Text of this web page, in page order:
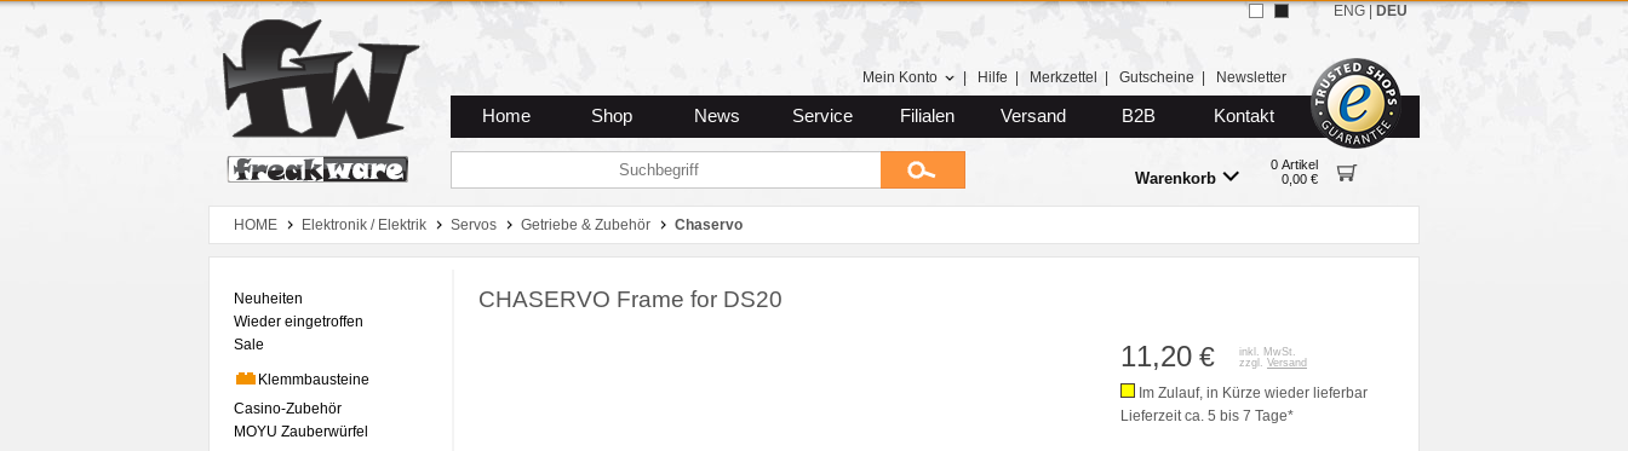
Zum Hauptmenue
Zum Seiteninhalt
Zum Warenkob
Mein Konto Hilfe Merkzettel Gutscheine Newsletter
Home Shop News Service Filialen Versand B2B Kontakt
Warenkorb
0 Artikel
0,00 €
ENG DEU
HOME Elektronik / Elektrik Servos Getriebe & Zubehör Chaservo
Neuheiten
Wieder eingetroffen
Sale
Klemmbausteine
Casino-Zubehör
MOYU Zauberwürfel
CHASERVO Frame for DS20
11,20 €
inkl. MwSt.
zzgl. Versand
Im Zulauf, in Kürze wieder lieferbar
Lieferzeit ca. 5 bis 7 Tage*